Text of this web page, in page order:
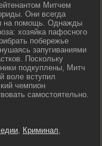
Митчем
Они всегда
на помощь. Однажды
хозяйка пафосного
побережье
запугиваниями
Поскольку
подкуплены, Митч
воле вступил
чемпион
самостоятельно.
, Криминал,